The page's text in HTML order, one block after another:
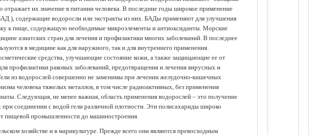
их значение в питании человека. В последние годы широкое применение
), содержащие водоросли или экстракты из них. БАДы применяют для улучшения
к пище, содержащую необходимые микроэлементы и антиоксиданты. Морские
азиатских стран для лечения и профилактики многих заболеваний. В последнее
в медицине как для наружного, так и для внутреннего применения.
средства, улучшающие состояние кожи, а также защищающие ее от
профилактики раковых заболеваний, предотвращения и лечения вирусных и
из водорослей совершенно не заменимы при лечении желудочно-кишечных
человека тяжелых металлов, в том числе радиоактивных, без применения
Следующая, не менее важная, область применения водорослей – это получение
соединении с водой гели различной плотности. Эти полисахариды широко
пищевой промышленности до машиностроения.
хозяйстве и в марикультуре. Прежде всего они являются превосходным